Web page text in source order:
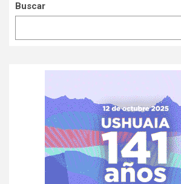
entradas
Buscar